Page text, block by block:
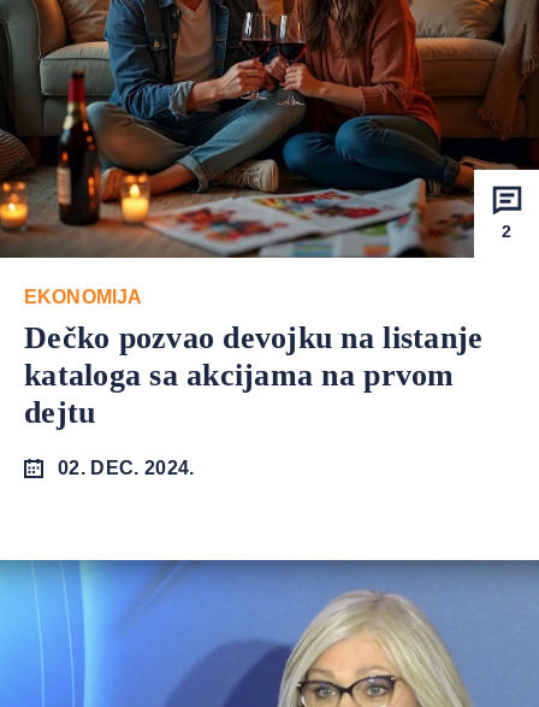
2
EKONOMIJA
Dečko pozvao devojku na listanje
kataloga sa akcijama na prvom
dejtu
02. DEC. 2024.